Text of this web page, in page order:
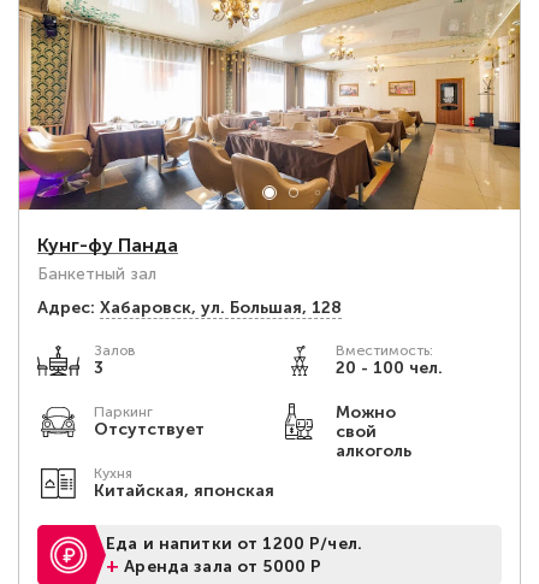
Кунг-фу Панда
Банкетный зал
Адрес: Хабаровск, ул. Большая, 128
Залов
3
Вместимость:
20 - 100 чел.
Паркинг
Отсутствует
Можно
свой
алкоголь
Кухня
Китайская, японская
Еда и напитки от 1200 Р/чел.
+Аренда зала от 5000 Р